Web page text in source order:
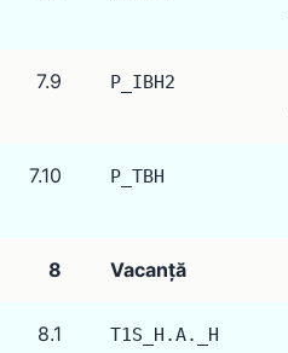
7.9 P_IBH2
7.10 P_TBH
8 Vacanță
8.1 T1S_H.A._H